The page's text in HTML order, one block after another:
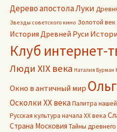
Дерево апостола Луки
Звезды советского кино Золотой век
История Древней Руси
Клуб интернет-
Люди XIX века Наталия Бурман
Окно в античный мир
Осколки ХХ векаПалитра
Русская культура начала ХХ века
Страна Московия Тайны